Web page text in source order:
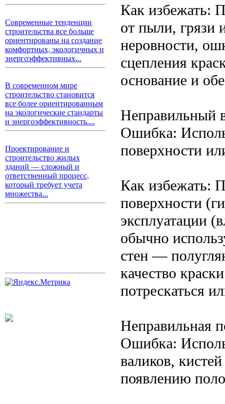
Современные тенденции
строительства все больше
ориентированы на создание
комфортных, экологичных и
энергоэффективных...
В современном мире
строительство становится
все более ориентированным
на экологические стандарты
и энергоэффективность....
Проектирование и
строительство жилых
зданий — сложный и
ответственный процесс,
который требует учета
множества...
Как избежать:
от пыли, грязи
неровности,
сцепления
основание и
Неправильный
Ошибка:
поверхности
Как избежать:
поверхности
эксплуатации
обычно
стен —
качество
потрескаться
Неправильная
Ошибка:
валиков,
появлению